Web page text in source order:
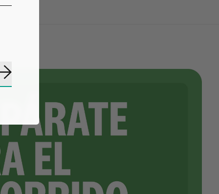
Subscribe